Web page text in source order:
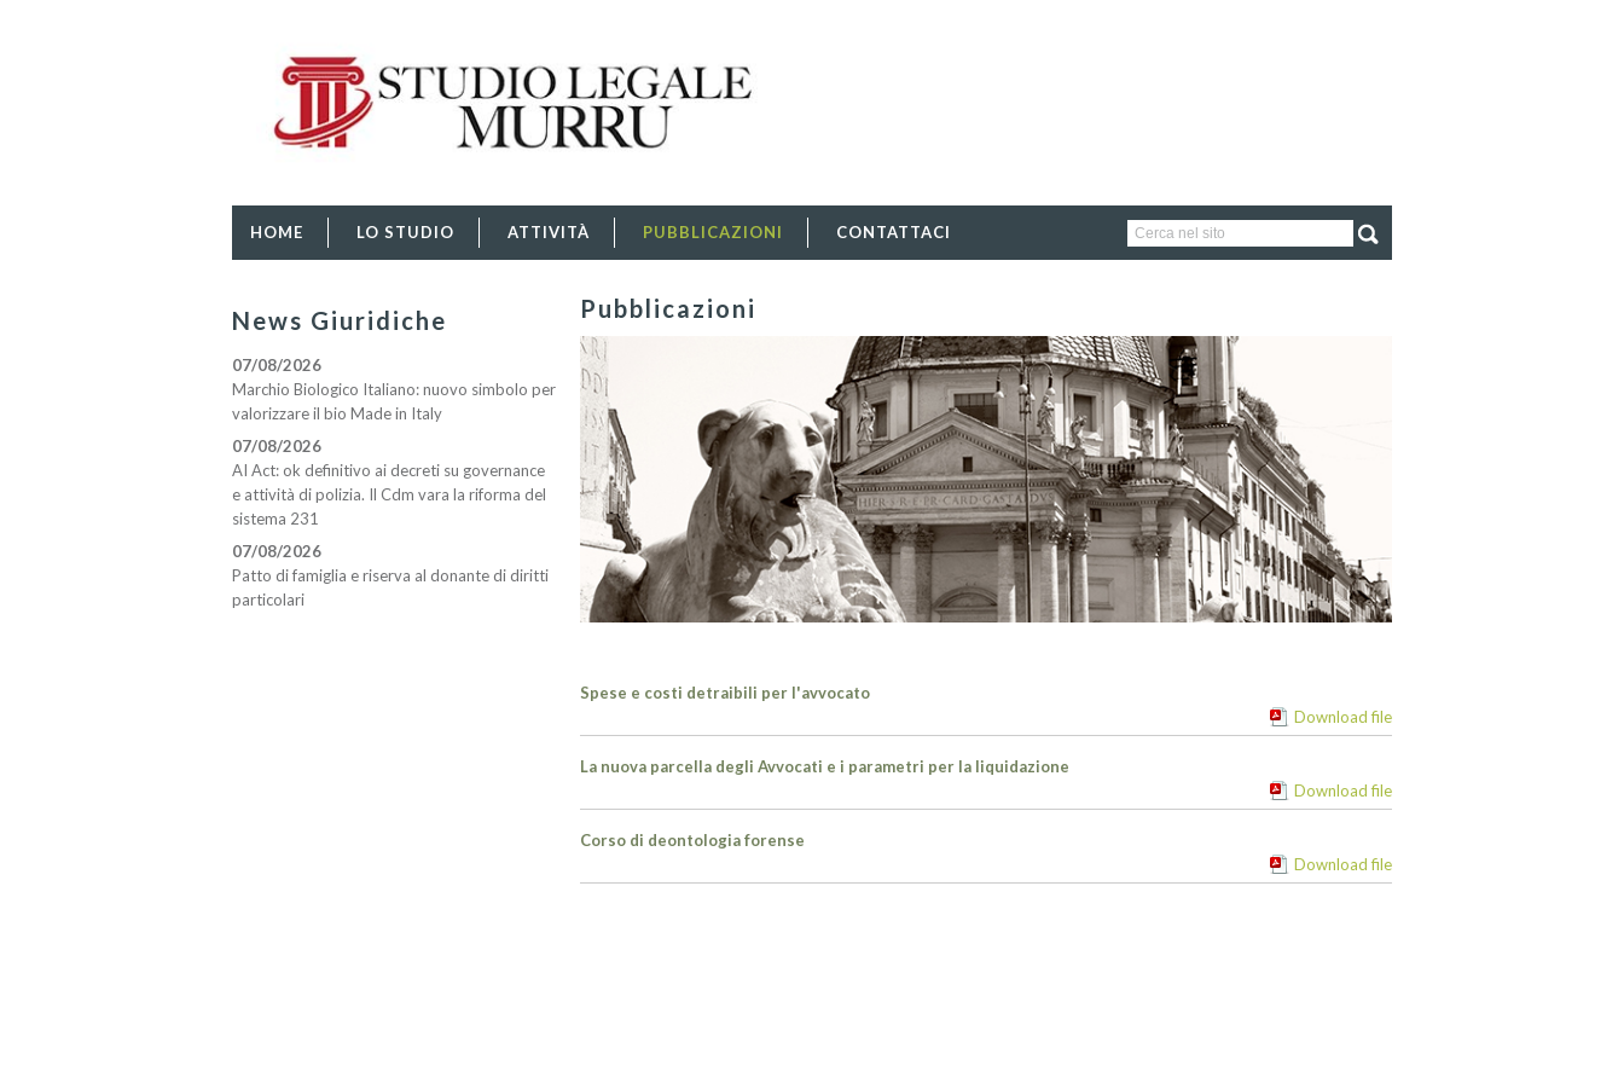
HOME LO STUDIO ATTIVITÀ PUBBLICAZIONI CONTATTACI
Pubblicazioni
Spese e costi detraibili per l'avvocato
Download file
La nuova parcella degli Avvocati e i parametri per la liquidazione
Download file
Corso di deontologia forense
Download file
News Giuridiche
07/08/2026
Marchio Biologico Italiano: nuovo simbolo per
valorizzare il bio Made in Italy
07/08/2026
AI Act: ok definitivo ai decreti su governance
e attività di polizia. Il Cdm vara la riforma del
sistema 231
07/08/2026
Patto di famiglia e riserva al donante di diritti
particolari